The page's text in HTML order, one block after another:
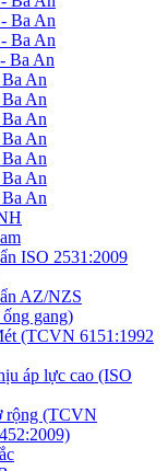
Ba An
Ba An
Ba An
An
An
An
An
An
An
An
ISO 2531:2009
AZ/NZS
gang)
(TCVN 6151:1992
áp lực cao (ISO
rộng (TCVN